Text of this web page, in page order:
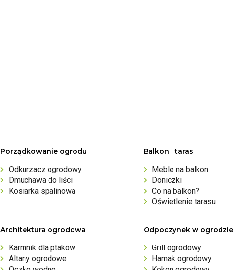
Porządkowanie ogrodu
Odkurzacz ogrodowy
Dmuchawa do liści
Kosiarka spalinowa
Balkon i taras
Meble na balkon
Doniczki
Co na balkon?
Oświetlenie tarasu
Architektura ogrodowa
Karmnik dla ptaków
Altany ogrodowe
Odpoczynek w ogrodzie
Grill ogrodowy
Hamak ogrodowy